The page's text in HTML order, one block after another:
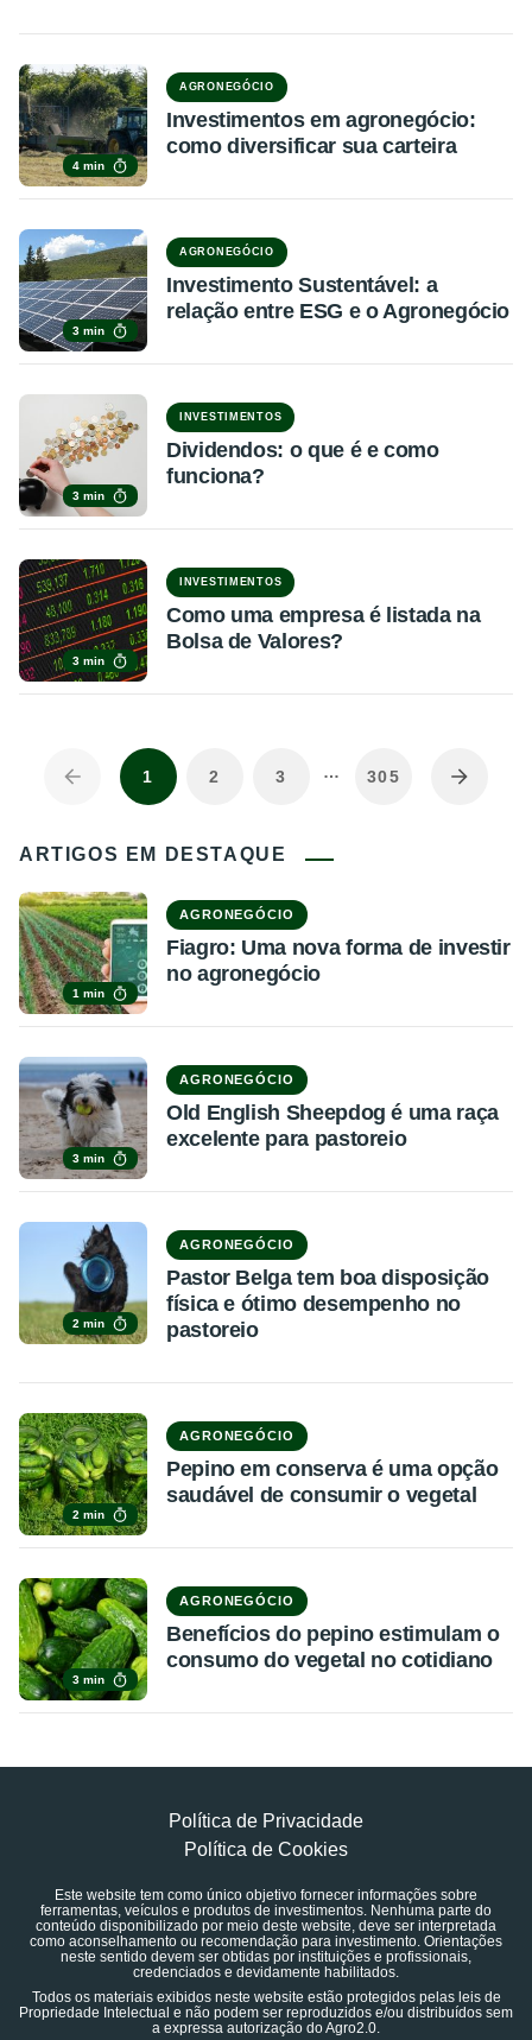
4 min
AGRONEGÓCIO
Investimentos em agronegócio:
como diversificar sua carteira
3 min
AGRONEGÓCIO
Investimento Sustentável: a
relação entre ESG e o Agronegócio
3 min
INVESTIMENTOS
Dividendos: o que é e como
funciona?
3 min
INVESTIMENTOS
Como uma empresa é listada na
Bolsa de Valores?
1 2 3 … 305
ARTIGOS EM DESTAQUE
1 min
AGRONEGÓCIO
Fiagro: Uma nova forma de investir
no agronegócio
3 min
AGRONEGÓCIO
Old English Sheepdog é uma raça
excelente para pastoreio
2 min
AGRONEGÓCIO
Pastor Belga tem boa disposição
física e ótimo desempenho no
pastoreio
2 min
AGRONEGÓCIO
Pepino em conserva é uma opção
saudável de consumir o vegetal
3 min
AGRONEGÓCIO
Benefícios do pepino estimulam o
consumo do vegetal no cotidiano
Política de Privacidade
Política de Cookies
Este website tem como único objetivo fornecer informações sobre
ferramentas, veículos e produtos de investimentos. Nenhuma parte do
conteúdo disponibilizado por meio deste website, deve ser interpretada
como aconselhamento ou recomendação para investimento. Orientações
neste sentido devem ser obtidas por instituições e profissionais,
credenciados e devidamente habilitados.
Todos os materiais exibidos neste website estão protegidos pelas leis de
Propriedade Intelectual e não podem ser reproduzidos e/ou distribuídos sem
a expressa autorização do Agro2.0.